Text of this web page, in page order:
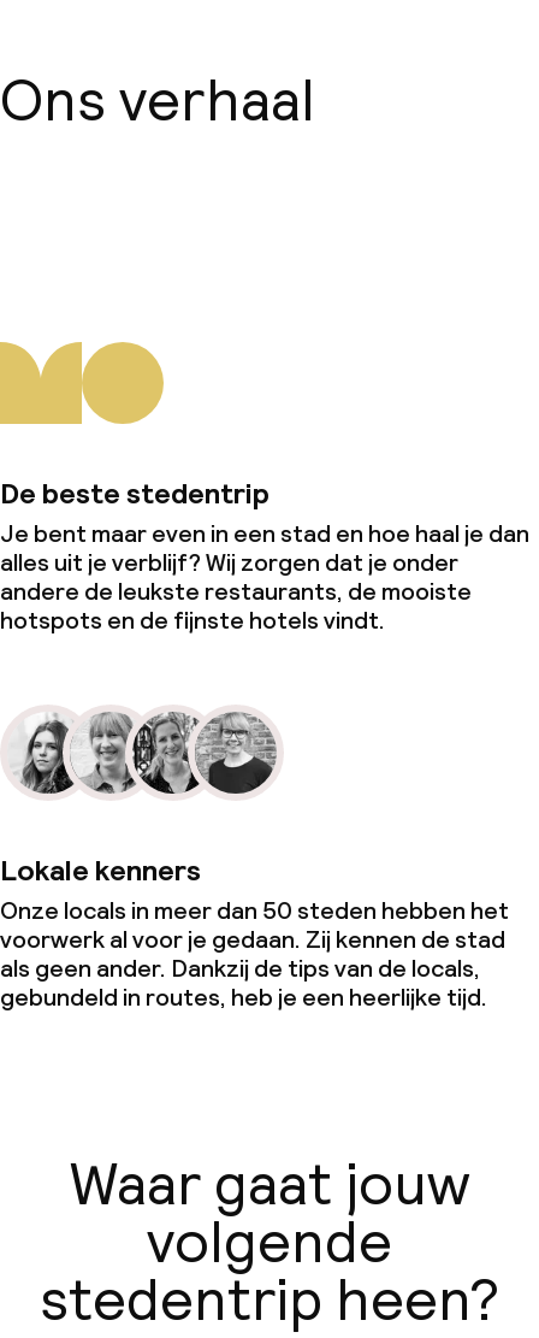
Ons verhaal
De beste stedentrip
Je bent maar even in een stad en hoe haal je dan
alles uit je verblijf? Wij zorgen dat je onder
andere de leukste restaurants, de mooiste
hotspots en de fijnste hotels vindt.
Lokale kenners
Onze locals in meer dan 50 steden hebben het
voorwerk al voor je gedaan. Zij kennen de stad
als geen ander. Dankzij de tips van de locals,
gebundeld in routes, heb je een heerlijke tijd.
Waar gaat jouw
volgende
stedentrip heen?